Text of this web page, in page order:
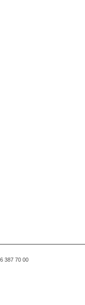
387 70 00